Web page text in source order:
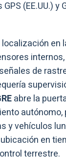
(EE.UU.) y
en
de
abre la
y vehículos
en
terrestre.